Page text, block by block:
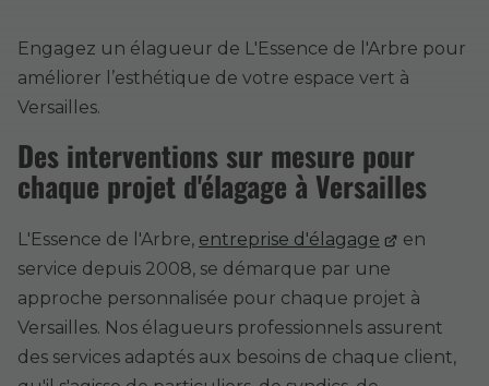
Engagez un élagueur de L'Essence de l'Arbre pour
améliorer l’esthétique de votre espace vert à
Versailles.
Des interventions sur mesure pour
chaque projet d'élagage à Versailles
L'Essence de l'Arbre, entreprise d'élagage
en
service depuis 2008, se démarque par une
approche personnalisée pour chaque projet à
Versailles. Nos élagueurs professionnels assurent
des services adaptés aux besoins de chaque client,